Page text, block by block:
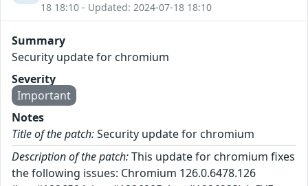
18 18:10 - Updated: 2024-07-18 18:10
Summary
Security update for chromium
Severity
Important
Notes
Title of the patch:Security update for chromium
Description of the patch:This update for chromium fixes
the following issues: Chromium 126.0.6478.126